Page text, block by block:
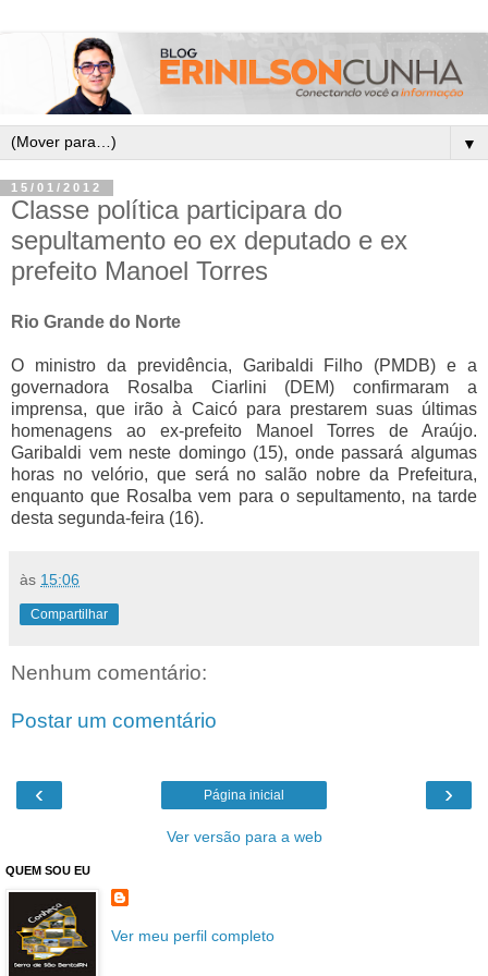
▼
15/01/2012
Classe política participara do
sepultamento eo ex deputado e ex
prefeito Manoel Torres
Rio Grande do Norte
O ministro da previdência, Garibaldi Filho (PMDB) e a
governadora Rosalba Ciarlini (DEM) confirmaram a
imprensa, que irão à Caicó para prestarem suas últimas
homenagens ao ex-prefeito Manoel Torres de Araújo.
Garibaldi vem neste domingo (15), onde passará algumas
horas no velório, que será no salão nobre da Prefeitura,
enquanto que Rosalba vem para o sepultamento, na tarde
desta segunda-feira (16).
às 15:06
Compartilhar
Nenhum comentário:
Postar um comentário
‹ ›
Página inicial
Ver versão para a web
QUEM SOU EU
Ver meu perfil completo